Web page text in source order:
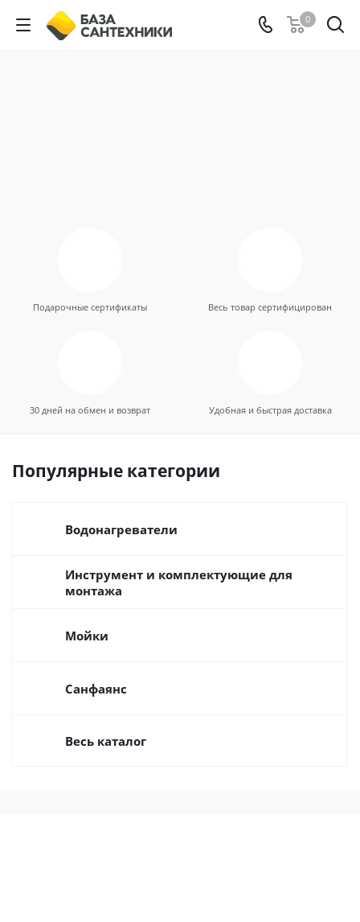
0
Подарочные сертификаты Весь товар сертифицирован
30 дней на обмен и возврат Удобная и быстрая доставка
Популярные категории
Водонагреватели
Инструмент и комплектующие для
монтажа
Мойки
Санфаянс
Весь каталог